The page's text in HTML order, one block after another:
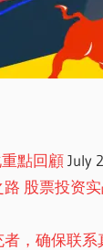
點回顧 July
股票投资
，确保联系